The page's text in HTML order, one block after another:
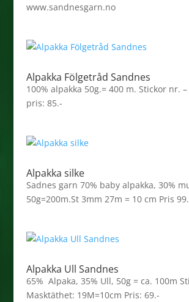
www.sandnesgarn.no
Alpakka Fölgetråd Sandnes
100% alpakka 50g.= 400 m. Stickor nr.
pris: 85.-
Alpakka silke
Sadnes garn 70% baby alpakka, 30%
50g=200m.St 3mm 27m = 10 cm Pris
Alpakka Ull Sandnes
65% Alpaka, 35% Ull, 50g = ca. 100m
Masktäthet: 19M=10cm Pris: 69.-